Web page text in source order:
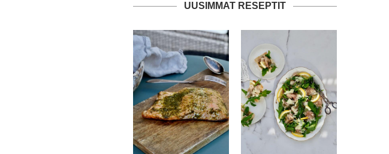
UUSIMMAT RESEPTIT